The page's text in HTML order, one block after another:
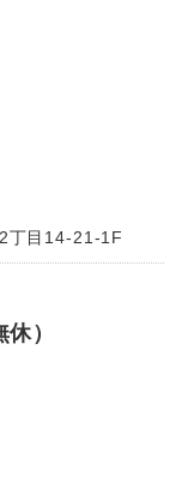
丁目14-21-1F
）